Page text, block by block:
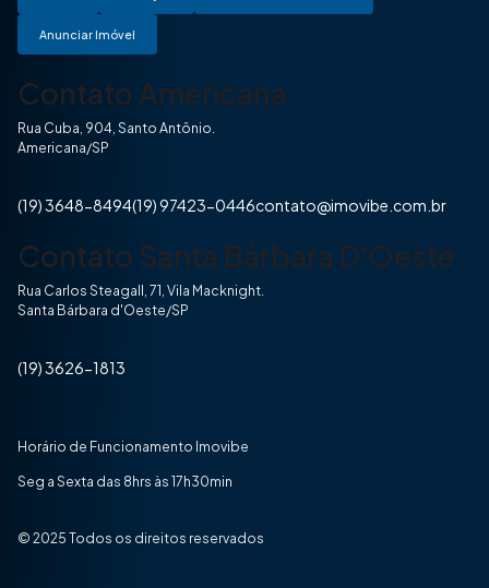
Anunciar Imóvel
Contato Americana
Rua Cuba, 904, Santo Antônio.
Americana/SP
(19) 3648-8494(19) 97423-0446contato@imovibe.com.br
Contato Santa Bárbara D'Oeste
Rua Carlos Steagall, 71, Vila Macknight.
Santa Bárbara d'Oeste/SP
(19) 3626-1813
Horário de Funcionamento Imovibe
Seg a Sexta das 8hrs às 17h30min
© 2025 Todos os direitos reservados